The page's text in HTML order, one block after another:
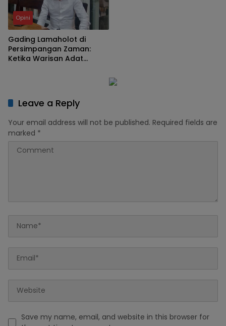
Opini
Gading Lamaholot di
Persimpangan Zaman:
Ketika Warisan Adat
Leave a Reply
Your email address will not be published. Required fields are
marked *
Save my name, email, and website in this browser for